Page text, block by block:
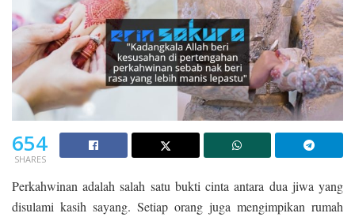
654
SHARES
Perkahwinan adalah salah satu bukti cinta antara dua jiwa yang
disulami kasih sayang. Setiap orang juga mengimpikan rumah